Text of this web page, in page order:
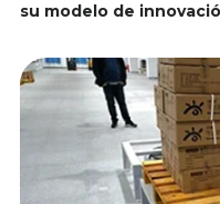
su modelo de